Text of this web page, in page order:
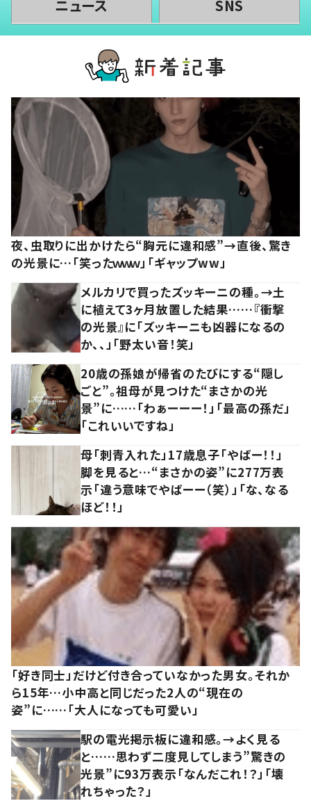
ニュース SNS
夜、虫取りに出かけたら“胸元に違和感”→直後、驚き
の光景に…「笑ったｗｗｗ」「ギャップww」
メルカリで買ったズッキーニの種。→土
に植えて3ヶ月放置した結果……『衝撃
の光景』に「ズッキーニも凶器になるの
か、、」「野太い音！笑」
20歳の孫娘が帰省のたびにする“隠し
ごと”。祖母が見つけた“まさかの光
景”に……「わぁーーー！」「最高の孫だ」
「これいいですね」
母「刺青入れた」17歳息子「やばー！！」
脚を見ると…“まさかの姿”に277万表
示「違う意味でやばーー（笑）」「な、なる
ほど！！」
「好き同士」だけど付き合っていなかった男女。それか
ら15年…小中高と同じだった2人の“現在の
姿”に……「大人になっても可愛い」
駅の電光掲示板に違和感。→よく見る
と……思わず二度見してしまう”驚きの
光景”に93万表示「なんだこれ！？」「壊
れちゃった？」